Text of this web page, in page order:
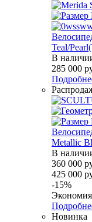
Teal/
В
285 000
Metallic
В
360 000
425 000
-15%
Экономия
Новинка